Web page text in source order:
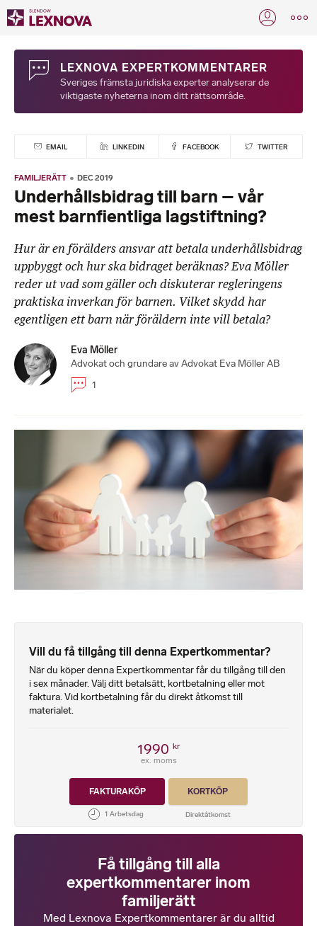
LEXNOVA EXPERTKOMMENTARER
Sveriges främsta juridiska experter analyserar de
viktigaste nyheterna inom ditt rättsområde.
EMAIL LINKEDIN FACEBOOK TWITTER
FAMILJERÄTT DEC 2019
Underhållsbidrag till barn – vår
mest barnfientliga lagstiftning?
Hur är en förälders ansvar att betala underhållsbidrag
uppbyggt och hur ska bidraget beräknas? Eva Möller
reder ut vad som gäller och diskuterar regleringens
praktiska inverkan för barnen. Vilket skydd har
egentligen ett barn när föräldern inte vill betala?
Eva Möller
Advokat och grundare av Advokat Eva Möller AB
1
Vill du få tillgång till denna Expertkommentar?
När du köper denna Expertkommentar får du tillgång till den
i sex månader. Välj ditt betalsätt, kortbetalning eller mot
faktura. Vid kortbetalning får du direkt åtkomst till
materialet.
1990 kr
ex. moms
FAKTURAKÖP KORTKÖP
Få tillgång till alla
expertkommentarer inom
familjerätt
Med Lexnova Expertkommentarer är du alltid